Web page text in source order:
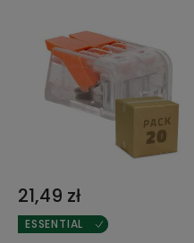
21,49 zł
ESSENTIAL